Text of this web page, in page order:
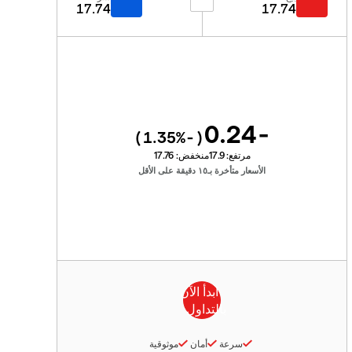
17.74
17.74
-0.24
(
-1.35
%)
مرتفع:17.9منخفض:17.76
الأسعار متأخرة بـ١٥ دقيقة على الأقل
سرعة أمان موثوقية